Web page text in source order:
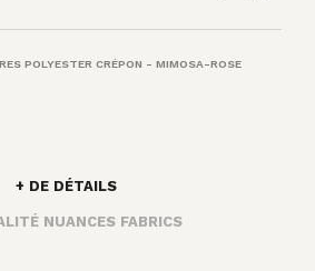
POLYESTER CRÉPON - MIMOSA-ROSE
+ DE DÉTAILS
NUANCES FABRICS